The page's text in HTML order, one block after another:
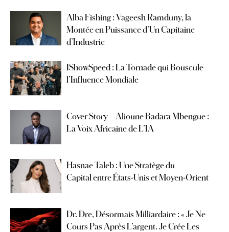
Alba Fishing : Vageesh Ramduny, la
Montée en Puissance d’Un Capitaine
d’Industrie
IShowSpeed : La Tornade qui Bouscule
l’Influence Mondiale
Cover Story – Alioune Badara Mbengue :
La Voix Africaine de L’IA
Hasnae Taleb : Une Stratège du
Capital entre États-Unis et Moyen-Orient
Dr. Dre, Désormais Milliardaire : « Je Ne
Cours Pas Après L’argent. Je Crée Les